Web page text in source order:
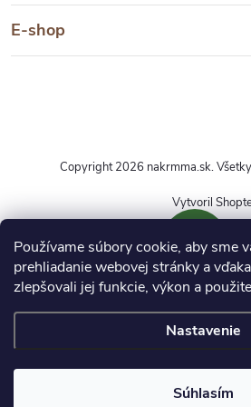
Používame súbory cookie, aby sme
prehliadanie webovej stránky a
zlepšovali jej funkcie, výkon a
Nastavenie
Súhlasím
DOPRAVA
nad 50 € získate dopravu
objednávkach do 20
E-shop
Vytvoril
Copyright 2026 nakrmma.sk.